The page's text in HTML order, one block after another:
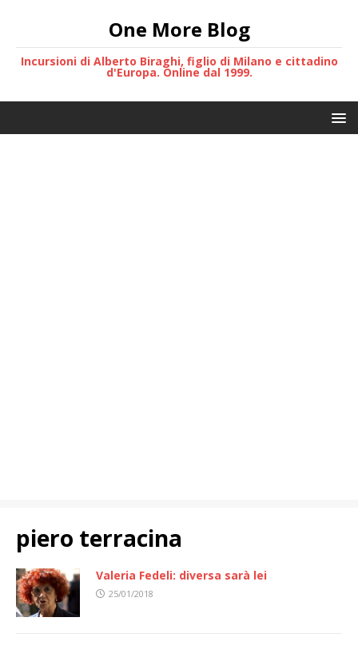
One More Blog
Incursioni di Alberto Biraghi, figlio di Milano e cittadino
d'Europa. Online dal 1999.
piero terracina
Valeria Fedeli: diversa sarà lei
25/01/2018